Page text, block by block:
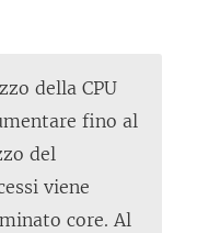
della CPU
fino al
del
viene
core. Al